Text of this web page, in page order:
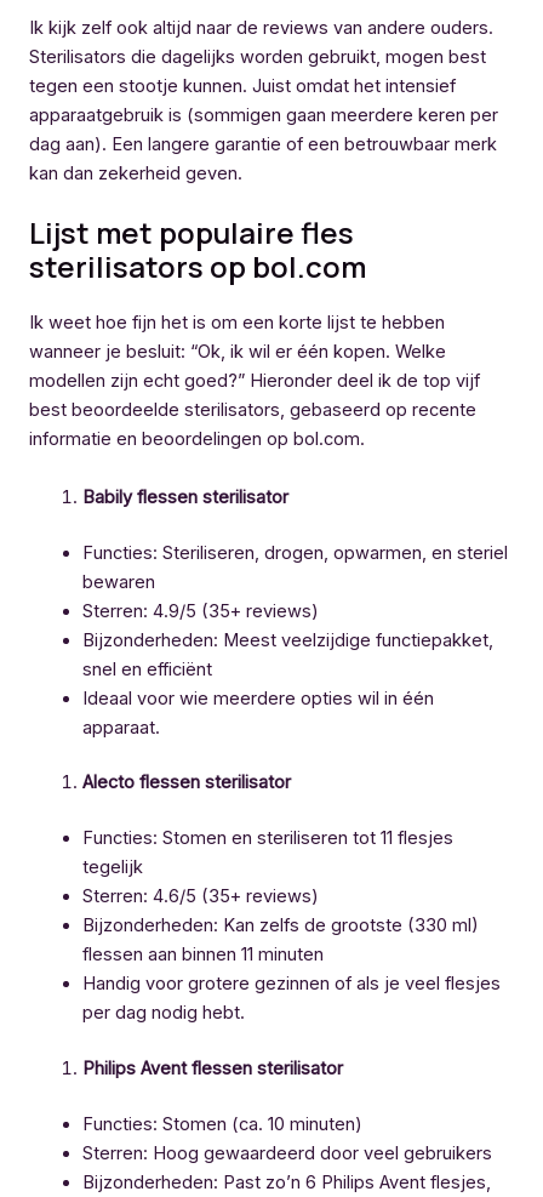
Ik kijk zelf ook altijd naar de reviews van andere ouders.
Sterilisators die dagelijks worden gebruikt, mogen best
tegen een stootje kunnen. Juist omdat het intensief
apparaatgebruik is (sommigen gaan meerdere keren per
dag aan). Een langere garantie of een betrouwbaar merk
kan dan zekerheid geven.
Lijst met populaire fles
sterilisators op bol.com
Ik weet hoe fijn het is om een korte lijst te hebben
wanneer je besluit: “Ok, ik wil er één kopen. Welke
modellen zijn echt goed?” Hieronder deel ik de top vijf
best beoordeelde sterilisators, gebaseerd op recente
informatie en beoordelingen op bol.com.
Babily flessen sterilisator
Functies: Steriliseren, drogen, opwarmen, en steriel
bewaren
Sterren: 4.9/5 (35+ reviews)
Bijzonderheden: Meest veelzijdige functiepakket,
snel en efficiënt
Ideaal voor wie meerdere opties wil in één
apparaat.
Alecto flessen sterilisator
Functies: Stomen en steriliseren tot 11 flesjes
tegelijk
Sterren: 4.6/5 (35+ reviews)
Bijzonderheden: Kan zelfs de grootste (330 ml)
flessen aan binnen 11 minuten
Handig voor grotere gezinnen of als je veel flesjes
per dag nodig hebt.
Philips Avent flessen sterilisator
Functies: Stomen (ca. 10 minuten)
Sterren: Hoog gewaardeerd door veel gebruikers
Bijzonderheden: Past zo’n 6 Philips Avent flesjes,